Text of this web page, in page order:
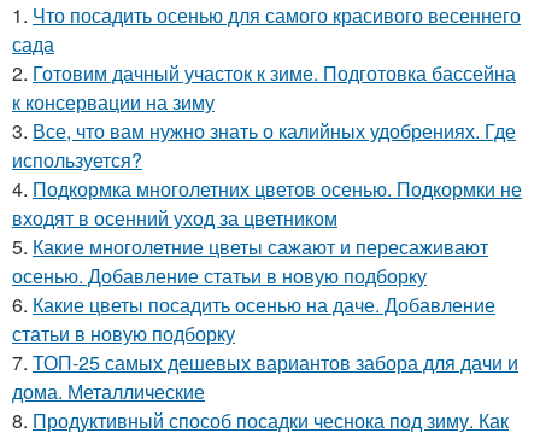
1. Что посадить осенью для самого красивого весеннего
сада
2. Готовим дачный участок к зиме. Подготовка бассейна
к консервации на зиму
3. Все, что вам нужно знать о калийных удобрениях. Где
используется?
4. Подкормка многолетних цветов осенью. Подкормки не
входят в осенний уход за цветником
5. Какие многолетние цветы сажают и пересаживают
осенью. Добавление статьи в новую подборку
6. Какие цветы посадить осенью на даче. Добавление
статьи в новую подборку
7. ТОП-25 самых дешевых вариантов забора для дачи и
дома. Металлические
8. Продуктивный способ посадки чеснока под зиму. Как